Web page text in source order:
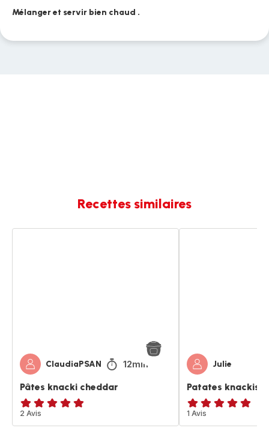
Mélanger et servir bien chaud .
Recettes similaires
ClaudiaPSAN 12min
Pâtes knacki cheddar
Avis
5
2 Avis
Julie
Patates knackis
Avis
5
1 Avis